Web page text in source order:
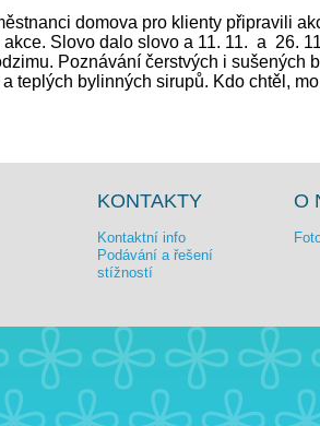
domova pro klienty připravili
Slovo dalo slovo a 11. 11. a 26.
Poznávání čerstvých i
teplých bylinných sirupů. Kdo chtěl,
KONTAKTY
Kontaktní info
Podávání a řešení
stížností
O